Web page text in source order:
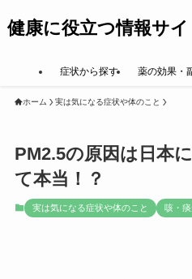
健康に役立つ情報サイ
症状から探す 薬の効果・
ホーム 実は気になる症状や体のこと
PM2.5の原因は日本
て本当！？
実は気になる症状や体のこと 咳・